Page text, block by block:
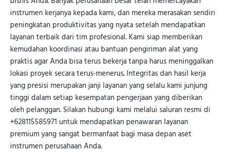
instrumen kerjanya kepada kami, dan mereka merasakan sendiri
peningkatan produktivitas yang nyata setelah mendapatkan
layanan terbaik dari tim profesional. Kami siap memberikan
kemudahan koordinasi atau bantuan pengiriman alat yang
praktis agar Anda bisa terus bekerja tanpa harus meninggalkan
lokasi proyek secara terus-menerus. Integritas dan hasil kerja
yang presisi merupakan janji layanan yang selalu kami junjung
tinggi dalam setiap kesempatan pengerjaan yang diberikan
oleh pelanggan. Silakan hubungi kami melalui saluran resmi di
+628115585971 untuk mendapatkan penawaran layanan
premium yang sangat bermanfaat bagi masa depan aset
instrumen perusahaan Anda.